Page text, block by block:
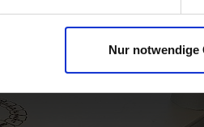
Nur notwendige